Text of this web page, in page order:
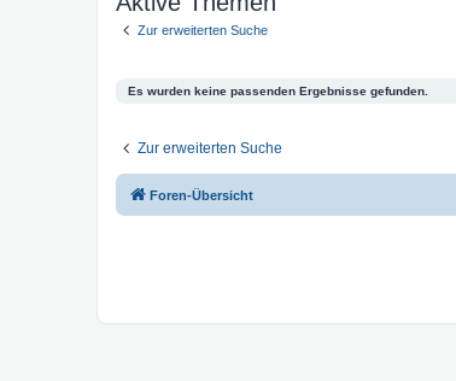
Zur erweiterten Suche
Es wurden keine passenden Ergebnisse gefunden.
Zur erweiterten Suche
Foren-Übersicht